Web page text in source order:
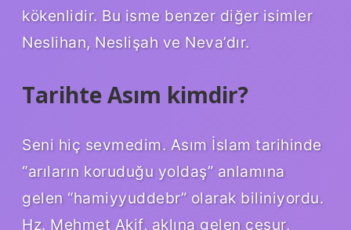
kökenlidir. Bu isme benzer diğer isimler
Neslihan, Neslişah ve Neva’dır.
Tarihte Asım kimdir?
Seni hiç sevmedim. Asım İslam tarihinde
“arıların koruduğu yoldaş” anlamına
gelen “hamiyyuddebr” olarak biliniyordu.
Hz. Mehmet Akif, aklına gelen cesur,